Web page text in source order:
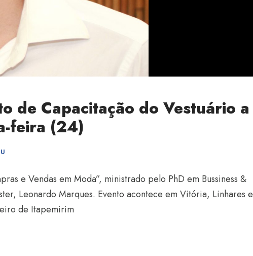
de Capacitação do Vestuário a
feira (24)
e Vendas em Moda”, ministrado pelo PhD em Bussiness &
Leonardo Marques. Evento acontece em Vitória, Linhares e
de Itapemirim